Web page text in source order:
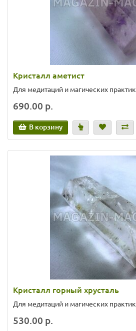
Кристалл аметист
Для медитаций и магических практик
690.00 р.
В корзину
Кристалл горный хрусталь
Для медитаций и магических практик
530.00 р.